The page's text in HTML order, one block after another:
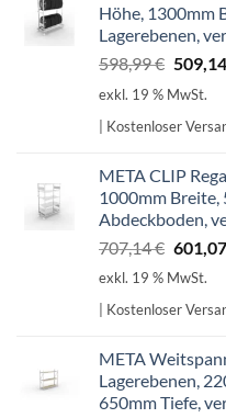
Höhe, 1300mm
Lagerebenen,
598,99€
Preis
509,14
exkl. 19 % MwSt.
| Kostenloser
META CLIP
1000mm Breite,
Abdeckboden,
707,14€
Preis
601,07
exkl. 19 % MwSt.
| Kostenloser
META
Lagerebenen,
650mm Tiefe,